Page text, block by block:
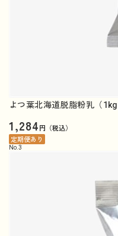
よつ葉北海道脱脂粉乳（1kg
1,284円（税込）
定期便あり
No. 3